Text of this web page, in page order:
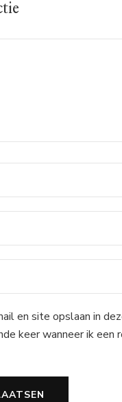
en site opslaan in
keer wanneer ik een